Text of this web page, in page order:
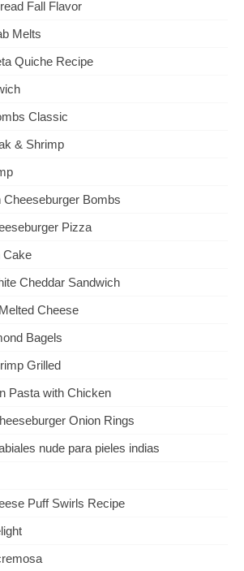
Fall Flavor
Melts
Quiche Recipe
Classic
& Shrimp
Bombs
Pizza
Cake
Cheddar Sandwich
Cheese
Bagels
Grilled
Pasta with Chicken
Onion Rings
nude para pieles indias
Puff Swirls Recipe